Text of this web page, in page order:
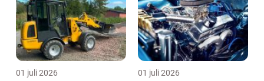
snabb ...
01 juli 2026 01 juli 2026